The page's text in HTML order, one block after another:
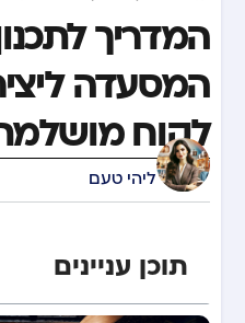
המדריך
המסעדה
לקוח
ליהי טעם
תוכן עניינים